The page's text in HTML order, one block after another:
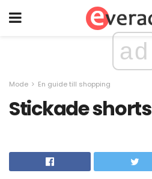
ad
Mode En guide till shopping
Stickade shorts